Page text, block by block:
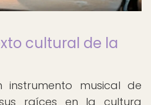
cultural de la
instrumento musical de
raíces en la cultura